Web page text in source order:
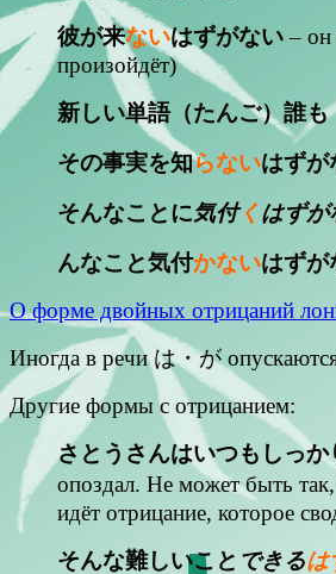
彼が来ないはずがない– он
произойдёт)
新しい単語（たんご）誰も
その事実を知らないはずが
そんなことに気付くはずが
んなこと気付かないはずが
О форме двойных отрицаний
Иногда в речи は・が
Другие формы с отрицанием:
さとうさんはいつもしっか
опоздал. Не может быть
идёт отрицание, которое
そんな難しいこと できるは